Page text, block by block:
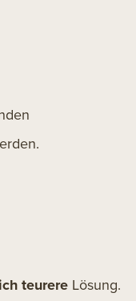
teurere Lösung.